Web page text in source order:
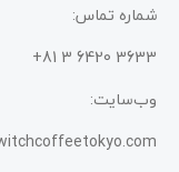
شماره تماس:
3633 6420 3 81+
وب‌سایت: